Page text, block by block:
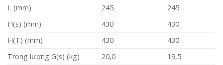
L (mm)
245
245
H(s) (mm)
430
430
H(T) (mm)
430
430
Trọng lượng G(s) (kg)
20,0 19,5